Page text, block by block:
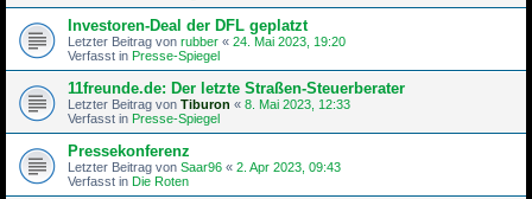
Investoren-Deal der DFL geplatzt
Letzter Beitrag von rubber « 24. Mai 2023, 19:20
Verfasst in Presse-Spiegel
11freunde.de: Der letzte Straßen-Steu­er­be­rater
Letzter Beitrag von Tiburon « 8. Mai 2023, 12:33
Verfasst in Presse-Spiegel
Pressekonferenz
Letzter Beitrag von Saar96 « 2. Apr 2023, 09:43
Verfasst in Die Roten